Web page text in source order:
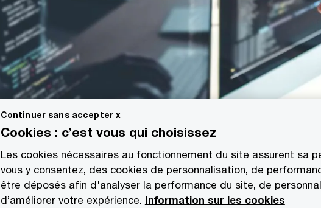
Cookies : c’est vous qui choisissez
Les cookies nécessaires au fonctionnement du site assurent sa
vous y consentez, des cookies de personnalisation, de
être déposés afin d'analyser la performance du site, de
d’améliorer votre expérience. Information sur les cookies
Continuer sans accepter x